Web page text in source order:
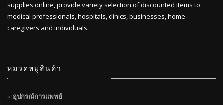
supplies online, provide variety selection of discounted items to
medical professionals, hospitals, clinics, businesses, home
caregivers and individuals.
หมวดหมู่สินค้า
อุปกรณ์การแพทย์